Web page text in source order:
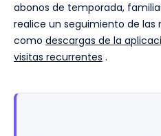
abonos de temporada,
realice un seguimiento de
como descargas de la
visitas recurrentes .